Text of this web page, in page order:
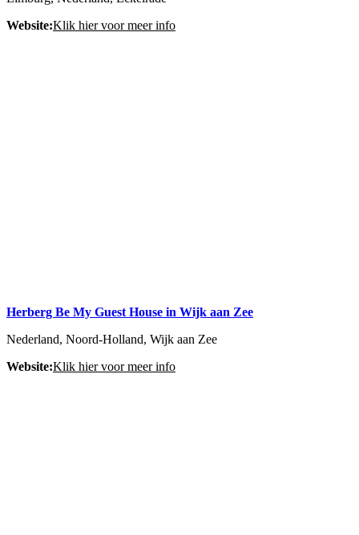
Website:Klik hier voor meer info
Herberg Be My Guest House in Wijk aan Zee
Nederland, Noord-Holland, Wijk aan Zee
Website:Klik hier voor meer info